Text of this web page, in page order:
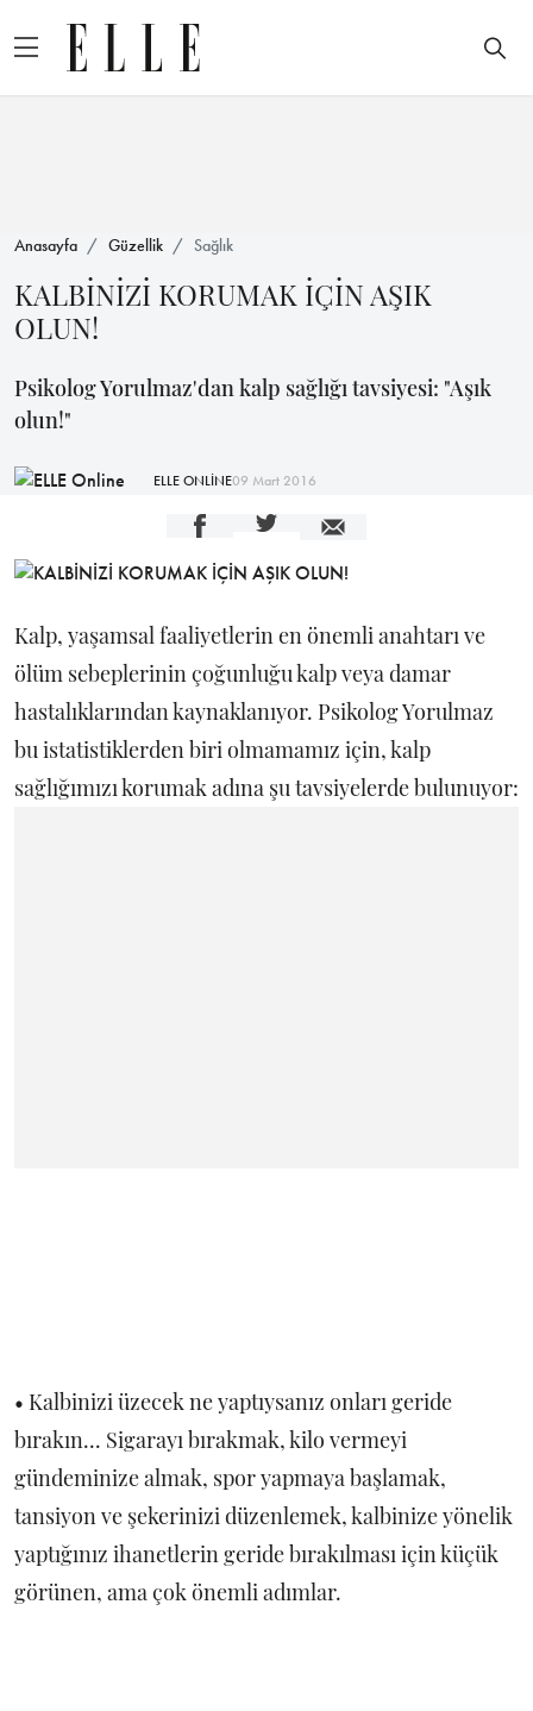
Anasayfa Güzellik Sağlık
KALBİNİZİ KORUMAK İÇİN AŞIK
OLUN!
Psikolog Yorulmaz'dan kalp sağlığı tavsiyesi: "Aşık
olun!"
ELLE ONLİNE09 Mart 2016
Kalp, yaşamsal faaliyetlerin en önemli anahtarı ve
ölüm sebeplerinin çoğunluğu kalp veya damar
hastalıklarından kaynaklanıyor. Psikolog Yorulmaz
bu istatistiklerden biri olmamamız için, kalp
sağlığımızı korumak adına şu tavsiyelerde bulunuyor:
• Kalbinizi üzecek ne yaptıysanız onları geride
bırakın... Sigarayı bırakmak, kilo vermeyi
gündeminize almak, spor yapmaya başlamak,
tansiyon ve şekerinizi düzenlemek, kalbinize yönelik
yaptığınız ihanetlerin geride bırakılması için küçük
görünen, ama çok önemli adımlar.